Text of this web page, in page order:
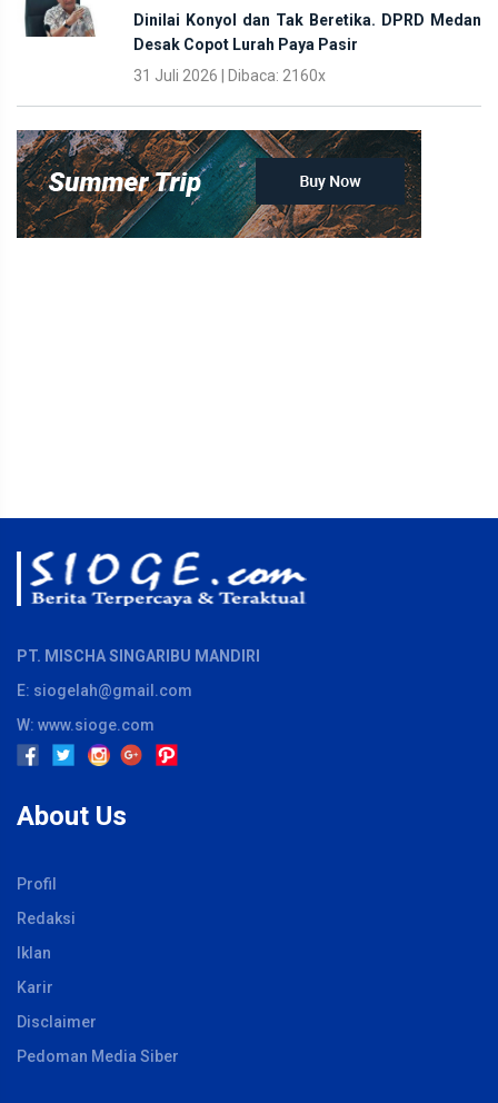
Dinilai Konyol dan Tak Beretika. DPRD Medan
Desak Copot Lurah Paya Pasir
31 Juli 2026 | Dibaca: 2160x
PT. MISCHA SINGARIBU MANDIRI
E: siogelah@gmail.com
W: www.sioge.com
About Us
Profil
Redaksi
Iklan
Karir
Disclaimer
Pedoman Media Siber